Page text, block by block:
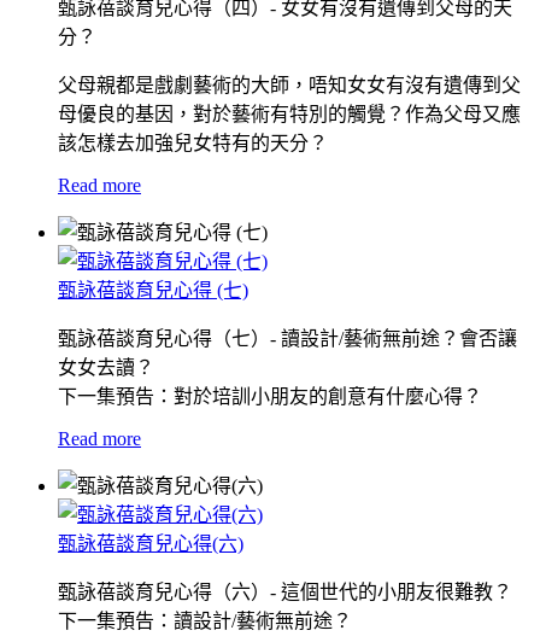
甄詠蓓談育兒心得（四）- 女女有沒有遺傳到父母的天
分？
父母親都是戲劇藝術的大師，唔知女女有沒有遺傳到父
母優良的基因，對於藝術有特別的觸覺？作為父母又應
該怎樣去加強兒女特有的天分？
Read more
甄詠蓓談育兒心得 (七)
甄詠蓓談育兒心得（七）- 讀設計/藝術無前途？會否讓
女女去讀？
下一集預告：對於培訓小朋友的創意有什麼心得？
Read more
甄詠蓓談育兒心得(六)
甄詠蓓談育兒心得（六）- 這個世代的小朋友很難教？
下一集預告：讀設計/藝術無前途？